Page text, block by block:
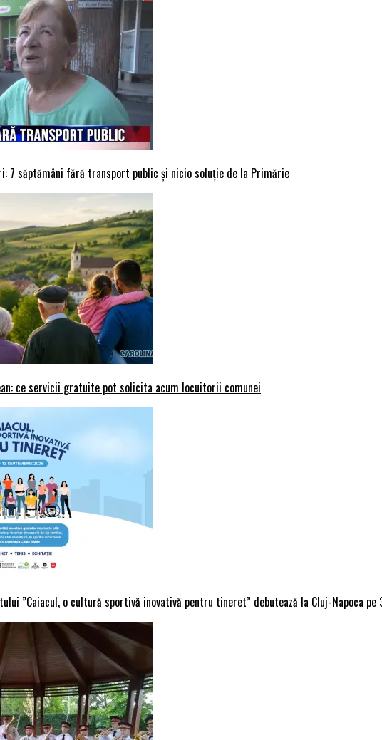
7 săptămâni fără transport public și nicio soluție de la Primărie
ce servicii gratuite pot solicita acum locuitorii comunei
”Caiacul, o cultură sportivă inovativă pentru tineret” debutează la Cluj-Napoca pe